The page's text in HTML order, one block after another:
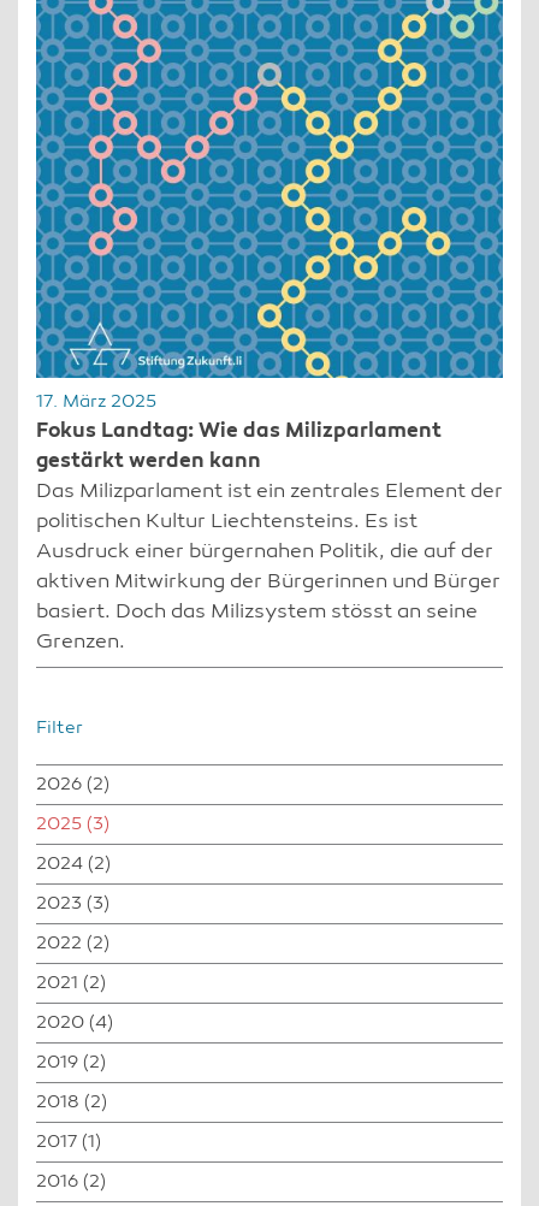
17. März 2025
Fokus Landtag: Wie das Milizparlament
gestärkt werden kann
Das Milizparlament ist ein zentrales Element der
politischen Kultur Liechtensteins. Es ist
Ausdruck einer bürgernahen Politik, die auf der
aktiven Mitwirkung der Bürgerinnen und Bürger
basiert. Doch das Milizsystem stösst an seine
Grenzen.
Filter
2026 (2)
2025 (3)
2024 (2)
2023 (3)
2022 (2)
2021 (2)
2020 (4)
2019 (2)
2018 (2)
2017 (1)
2016 (2)